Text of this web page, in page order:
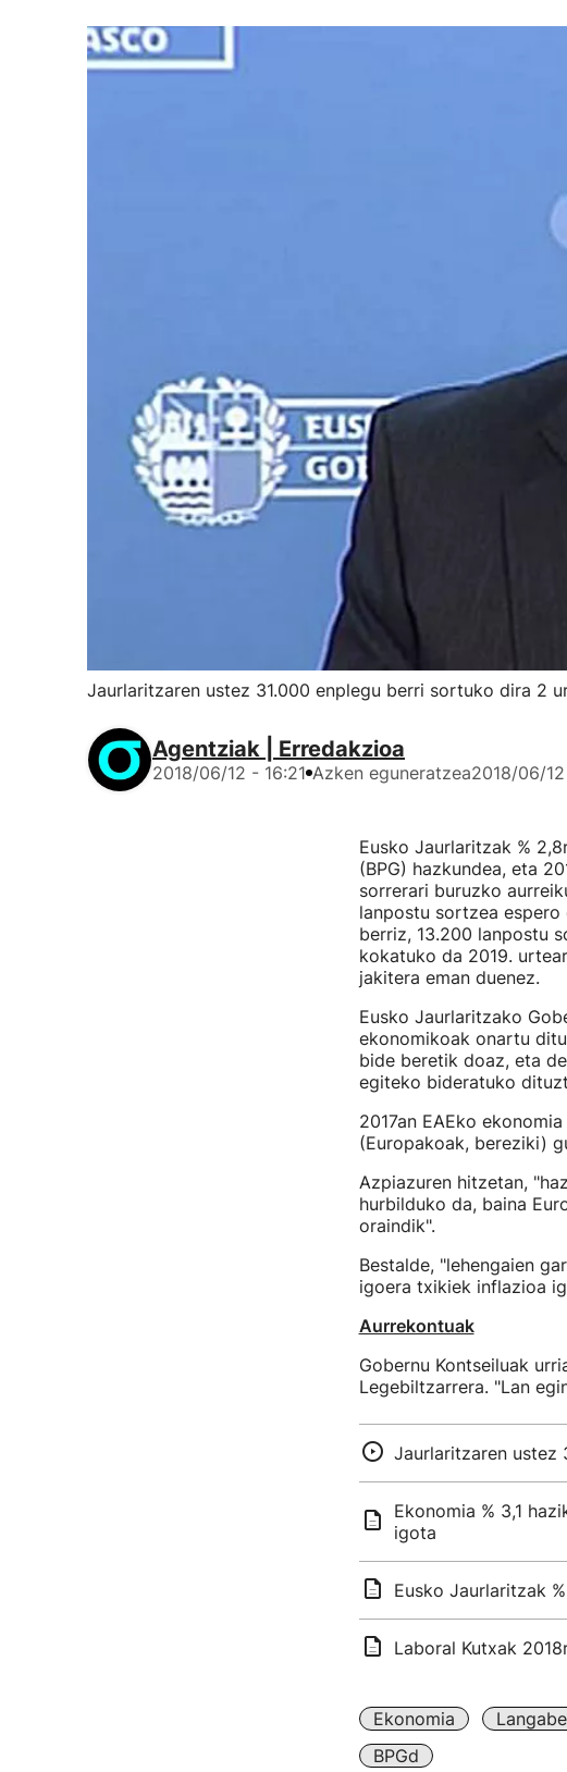
Jaurlaritzaren ustez 31.000 enplegu berri sortuko dira 2
Agentziak | Erredakzioa
2018/06/12 - 16:21 Azken eguneratzea2018/06/
Eusko Jaurlaritzak %
(BPG) hazkundea, eta
sorrerari buruzko
lanpostu sortzea espero
berriz, 13.200 lanpostu
kokatuko da 2019.
jakitera eman duenez.
Eusko Jaurlaritzako
ekonomikoak onartu
bide beretik doaz, eta
egiteko bideratuko
2017an EAEko
(Europakoak, bereziki)
Azpiazuren hitzetan,
hurbilduko da, baina
oraindik".
Bestalde, "lehengaien
igoera txikiek inflazioa
Aurrekontuak
Gobernu Kontseiluak
Legebiltzarrera. "Lan
Jaurlaritzaren ustez
Ekonomia % 3,1
igota
Eusko Jaurlaritzak
Laboral Kutxak
Ekonomia
BPGd